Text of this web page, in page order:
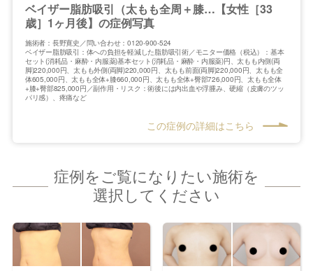
ベイザー脂肪吸引（太もも全周＋膝…【女性［33
歳］1ヶ月後】の症例写真
施術者：長野寛史／問い合わせ：0120-900-524
ベイザー脂肪吸引：体への負担を軽減した脂肪吸引術／モニター価格（税込）：基本
セット(消耗品・麻酔・内服薬)基本セット(消耗品・麻酔・内服薬)円、太もも内側(両
脚)220,000円、太もも外側(両脚)220,000円、太もも前面(両脚)220,000円、太もも全
体605,000円、太もも全体+膝660,000円、太もも全体+臀部726,000円、太もも全体
+膝+臀部825,000円／副作用・リスク：術後には内出血や浮腫み、硬縮（皮膚のツッ
パリ感）、疼痛など
この症例の詳細はこちら
症例をご覧になりたい施術を
選択してください